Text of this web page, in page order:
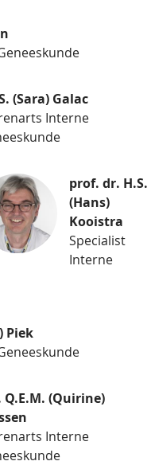
(Sara) Galac
Interne
prof. dr. H.S.
(Hans)
Kooistra
Specialist
Interne
Piek
Q.E.M. (Quirine)
Interne